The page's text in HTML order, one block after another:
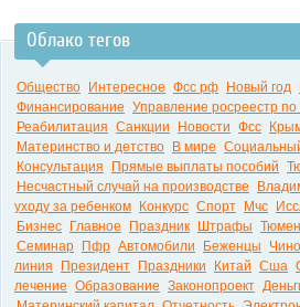
Облако тегов
Общество Интересное Фсс рф Новый год
Финансирование Управление росреестр
Реабилитация Санкции Новости Фсс
Материнство и детство
В мире
Консультация
Прямые выплаты пособий
Несчастный случай на производстве
уходу за ребенком
Конкурс Спорт Мчс
Бизнес
Главное Праздник Штрафы
Семинар
Пфр Автомобили Беженцы
линия
Президент Праздники Китай Сша
лечение Образование Законопроект